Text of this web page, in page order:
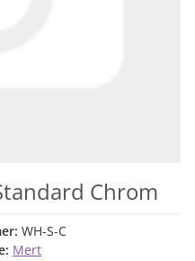
Chrom
WH-S-C
Mert